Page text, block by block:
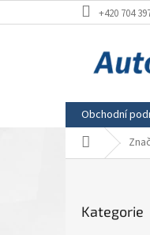
na
+420 704
Obchodní
Domů
kategorie
Kategorie